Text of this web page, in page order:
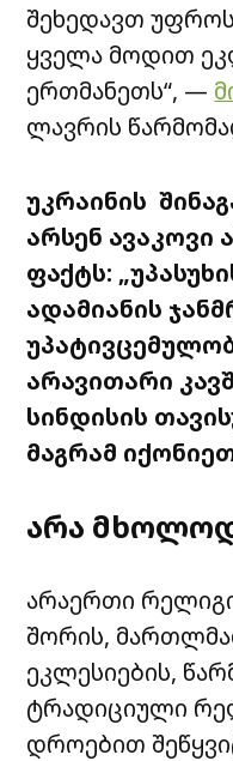
შეხედავთ
ყველა მოდით
ერთმანეთს“, —
ლავრის
უკრაინის
არსენ ავაკოვი
ფაქტს:
ადამიანის
არავითარი
სინდისის
მაგრამ
არა
არაერთი
შორის,
ეკლესიების,
ტრადიციული
დროებით